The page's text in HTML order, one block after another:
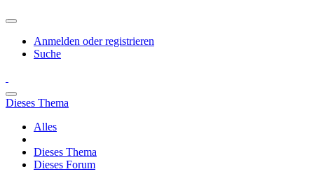
Anmelden oder registrieren
Suche
Dieses Thema
Alles
Dieses Thema
Dieses Forum